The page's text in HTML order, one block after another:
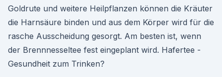
Goldrute und weitere Heilpflanzen können die Kräuter
die Harnsäure binden und aus dem Körper wird für die
rasche Ausscheidung gesorgt. Am besten ist, wenn
der Brennnesseltee fest eingeplant wird. Hafertee -
Gesundheit zum Trinken?